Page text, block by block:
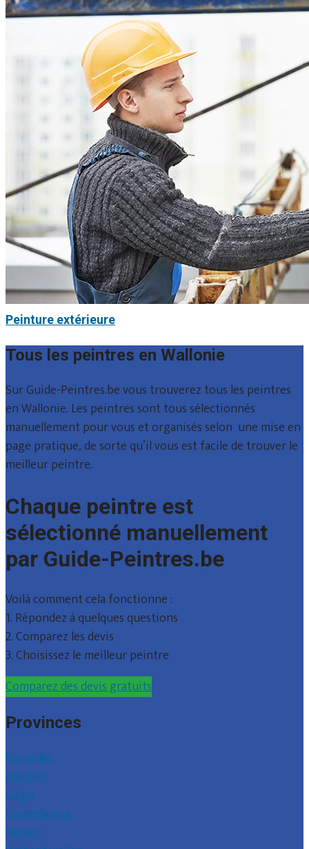
Peinture extérieure
Tous les peintres en Wallonie
Sur Guide-Peintres.be vous trouverez tous les peintres
en Wallonie. Les peintres sont tous sélectionnés
manuellement pour vous et organisés selon une mise en
page pratique, de sorte qu’il vous est facile de trouver le
meilleur peintre.
Chaque peintre est
sélectionné manuellement
par Guide-Peintres.be
Voilà comment cela fonctionne :
1. Répondez à quelques questions
2. Comparez les devis
3. Choisissez le meilleur peintre
Comparez des devis gratuits
Provinces
Bruxelles
Hainaut
Liège
Luxembourg
Namur